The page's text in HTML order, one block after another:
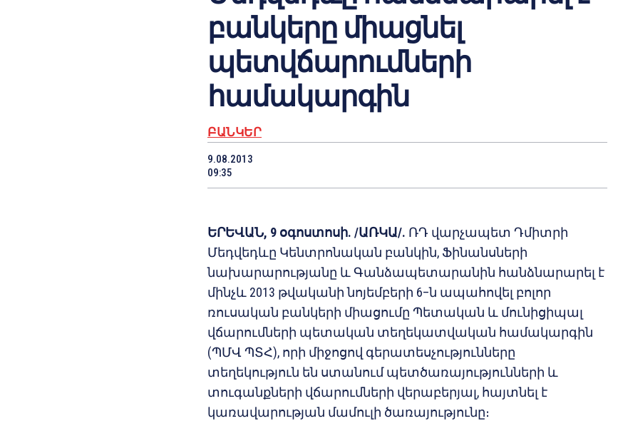
բանկերը միացնել
պետվճարումների
համակարգին
ԲԱՆԿԵՐ
9.08.2013
09:35
ԵՐԵՎԱՆ, 9 օգոստոսի. /ԱՌԿԱ/. ՌԴ վարչապետ Դմիտրի
Մեդվեդևը Կենտրոնական բանկին, Ֆինանսների
նախարարությանը և Գանձապետարանին հանձնարարել է
մինչև 2013 թվականի նոյեմբերի 6–ն ապահովել բոլոր
ռուսական բանկերի միացումը Պետական և մունիցիպալ
վճարումների պետական տեղեկատվական համակարգին
(ՊՄՎ ՊՏՀ), որի միջոցով գերատեսչությունները
տեղեկություն են ստանում պետծառայությունների և
տուգանքների վճարումների վերաբերյալ, հայտնել է
կառավարության մամուլի ծառայությունը։